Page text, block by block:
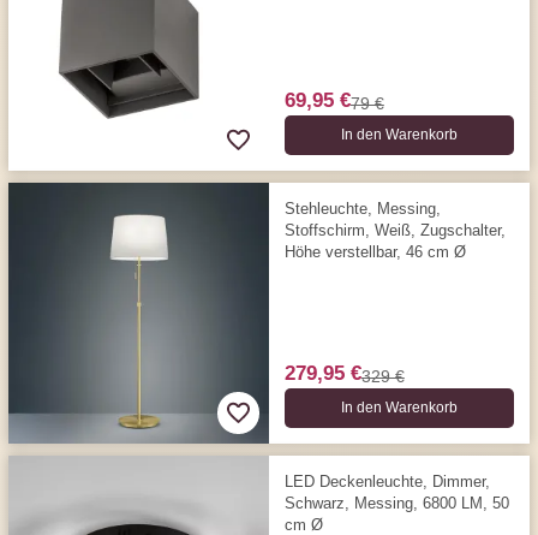
69,95 €79 €
In den Warenkorb
Stehleuchte, Messing,
Stoffschirm, Weiß, Zugschalter,
Höhe verstellbar, 46 cm Ø
279,95 €329 €
In den Warenkorb
LED Deckenleuchte, Dimmer,
Schwarz, Messing, 6800 LM, 50
cm Ø